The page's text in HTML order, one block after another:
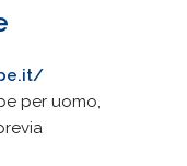
per uomo,